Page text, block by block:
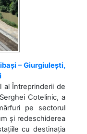
– Giurgiulești,
al Întreprinderii de
Cotelinic, a
pe sectorul
și redeschiderea
cu destinația